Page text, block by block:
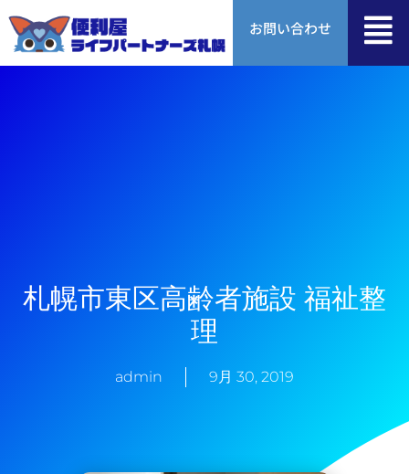
容
ス
お問い合わせ
札幌市東区高齢者施設 福祉整
理
admin 9月 30, 2019